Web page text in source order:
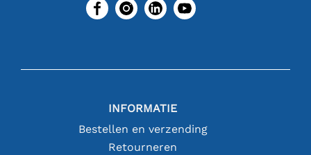
INFORMATIE
Bestellen en verzending
Retourneren